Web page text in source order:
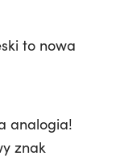
to nowa
analogia!
znak